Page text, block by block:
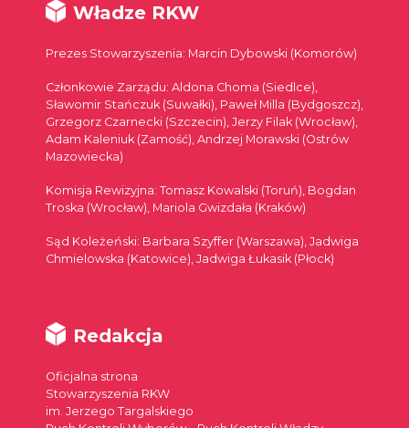
Władze RKW
Prezes Stowarzyszenia: Marcin Dybowski (Komorów)
Członkowie Zarządu: Aldona Choma (Siedlce),
Sławomir Stańczuk (Suwałki), Paweł Milla (Bydgoszcz),
Grzegorz Czarnecki (Szczecin), Jerzy Filak (Wrocław),
Adam Kaleniuk (Zamość), Andrzej Morawski (Ostrów
Mazowiecka)
Komisja Rewizyjna: Tomasz Kowalski (Toruń), Bogdan
Troska (Wrocław), Mariola Gwizdała (Kraków)
Sąd Koleżeński: Barbara Szyffer (Warszawa), Jadwiga
Chmielowska (Katowice), Jadwiga Łukasik (Płock)
Redakcja
Oficjalna strona
Stowarzyszenia RKW
im. Jerzego Targalskiego